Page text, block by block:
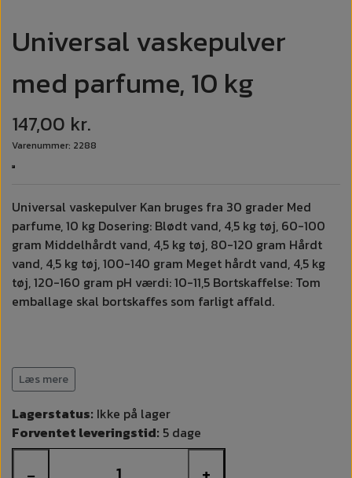
Universal vaskepulver
med parfume, 10 kg
147,00 kr.
Varenummer: 2288
Universal vaskepulver Kan bruges fra 30 grader Med
parfume, 10 kg Dosering: Blødt vand, 4,5 kg tøj, 60-100
gram Middelhårdt vand, 4,5 kg tøj, 80-120 gram Hårdt
vand, 4,5 kg tøj, 100-140 gram Meget hårdt vand, 4,5 kg
tøj, 120-160 gram pH værdi: 10-11,5 Bortskaffelse: Tom
emballage skal bortskaffes som farligt affald.
Sikkerhedsdatablad
Datablad
Læs mere
Lagerstatus: Ikke på lager
Forventet leveringstid: 5 dage